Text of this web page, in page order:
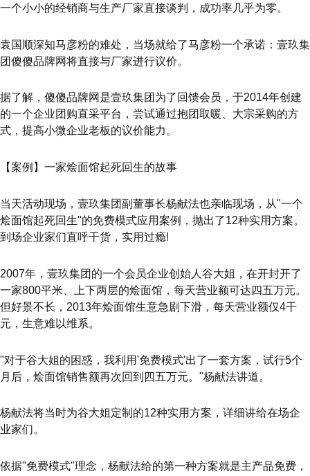
一个小小的经销商与生产厂家直接谈判，成功率几乎为零。
袁国顺深知马彦粉的难处，当场就给了马彦粉一个承诺：壹玖集
团傻傻品牌网将直接与厂家进行议价。
据了解，傻傻品牌网是壹玖集团为了回馈会员，于2014年创建
的一个企业团购直采平台，尝试通过抱团取暖、大宗采购的方
式，提高小微企业老板的议价能力。
【案例】一家烩面馆起死回生的故事
当天活动现场，壹玖集团副董事长杨献法也亲临现场，从"一个
烩面馆起死回生"的免费模式应用案例，抛出了12种实用方案。
到场企业家们直呼干货，实用过瘾!
2007年，壹玖集团的一个会员企业创始人谷大姐，在开封开了
一家800平米、上下两层的烩面馆，每天营业额可达四五万元。
但好景不长，2013年烩面馆生意急剧下滑，每天营业额仅4干
元，生意难以维系。
"对于谷大姐的困惑，我利用'免费模式'出了一套方案，试行5个
月后，烩面馆销售额再次回到四五万元。"杨献法讲道。
杨献法将当时为谷大姐定制的12种实用方案，详细讲给在场企
业家们。
依据"免费模式"理念，杨献法给的第一种方案就是主产品免费，